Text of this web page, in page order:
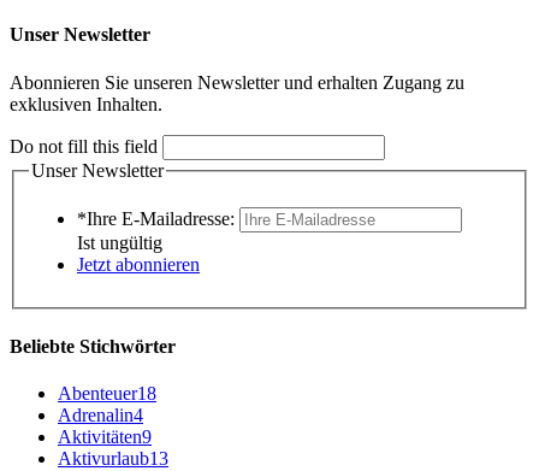
Unser Newsletter
Abonnieren Sie unseren Newsletter und erhalten Zugang zu
exklusiven Inhalten.
Do not fill this field
Unser Newsletter
*Ihre E-Mailadresse:
Ist ungültig
Jetzt abonnieren
Beliebte Stichwörter
Abenteuer18
Adrenalin4
Aktivitäten9
Aktivurlaub13